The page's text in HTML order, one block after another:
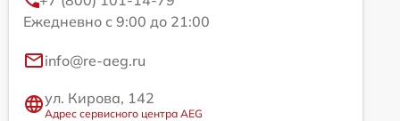
Ежедневно с 9:00 до 21:00
info@re-aeg.ru
ул. Кирова, 142
Адрес сервисного центра AEG